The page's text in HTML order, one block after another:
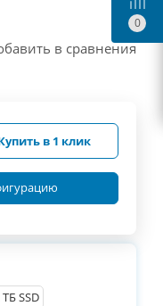
в сравнения
в 1 клик
SSD
0